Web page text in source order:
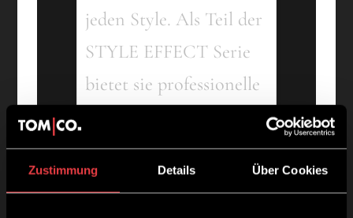
Zustimmung Details Über Cookies
jeden Style. Als Teil der
STYLE EFFECT Serie
bietet sie professionelle
charakterstarke Looks.